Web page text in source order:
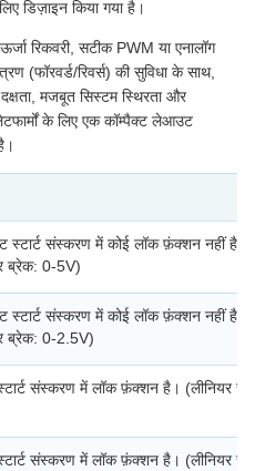
डिज़ाइन किया गया है।
रिकवरी, सटीक PWM या एनालॉग
(फॉरवर्ड/रिवर्स) की सुविधा के साथ,
मजबूत सिस्टम स्थिरता और
के लिए एक कॉम्पैक्ट लेआउट
स्टार्ट संस्करण में कोई लॉक फ़ंक्शन नहीं है,
ब्रेक: 0-5V)
स्टार्ट संस्करण में कोई लॉक फ़ंक्शन नहीं है,
ब्रेक: 0-2.5V)
संस्करण में लॉक फ़ंक्शन है। (लीनियर
संस्करण में लॉक फ़ंक्शन है। (लीनियर